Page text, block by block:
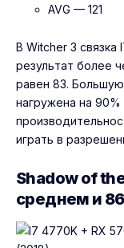
AVG — 121
В Witcher 3 связка
результат более
равен 83.
нагружена на
играть в
Shadow of
среднем и